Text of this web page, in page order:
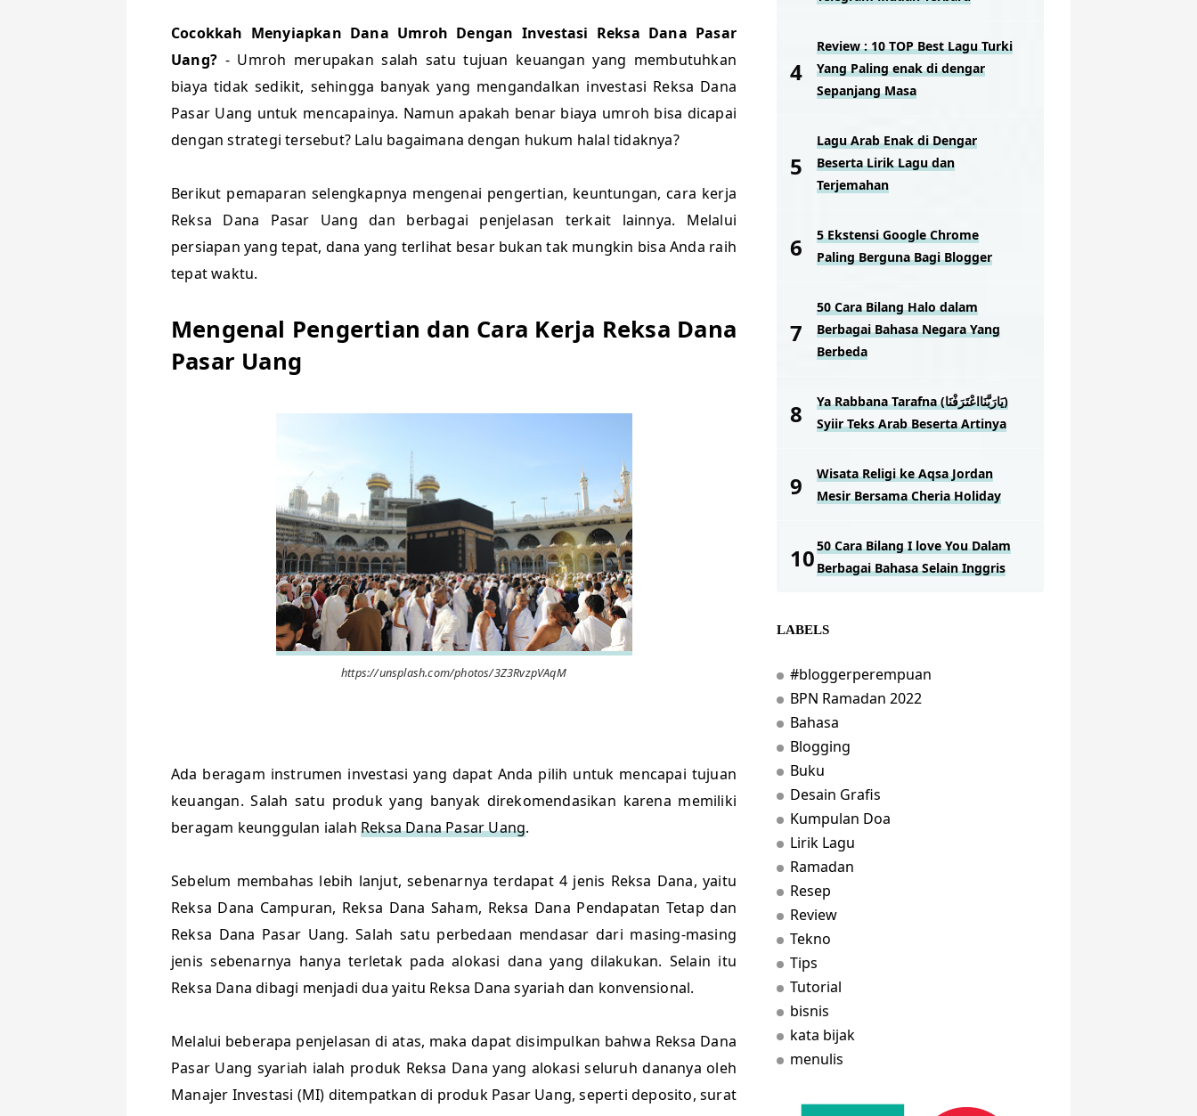
Cocokkah Menyiapkan Dana Umroh Dengan Investasi Reksa Dana Pasar
Uang? - Umroh merupakan salah satu tujuan keuangan yang membutuhkan
biaya tidak sedikit, sehingga banyak yang mengandalkan investasi Reksa Dana
Pasar Uang untuk mencapainya. Namun apakah benar biaya umroh bisa dicapai
dengan strategi tersebut? Lalu bagaimana dengan hukum halal tidaknya?
Berikut pemaparan selengkapnya mengenai pengertian, keuntungan, cara kerja
Reksa Dana Pasar Uang dan berbagai penjelasan terkait lainnya. Melalui
persiapan yang tepat, dana yang terlihat besar bukan tak mungkin bisa Anda raih
tepat waktu.
Mengenal Pengertian dan Cara Kerja Reksa Dana
Pasar Uang
https://unsplash.com/photos/3Z3RvzpVAqM
Ada beragam instrumen investasi yang dapat Anda pilih untuk mencapai tujuan
keuangan. Salah satu produk yang banyak direkomendasikan karena memiliki
beragam keunggulan ialah Reksa Dana Pasar Uang.
Sebelum membahas lebih lanjut, sebenarnya terdapat 4 jenis Reksa Dana, yaitu
Reksa Dana Campuran, Reksa Dana Saham, Reksa Dana Pendapatan Tetap dan
Reksa Dana Pasar Uang. Salah satu perbedaan mendasar dari masing-masing
jenis sebenarnya hanya terletak pada alokasi dana yang dilakukan. Selain itu
Reksa Dana dibagi menjadi dua yaitu Reksa Dana syariah dan konvensional.
Melalui beberapa penjelasan di atas, maka dapat disimpulkan bahwa Reksa Dana
Pasar Uang syariah ialah produk Reksa Dana yang alokasi seluruh dananya oleh
Manajer Investasi (MI) ditempatkan di produk Pasar Uang, seperti deposito, surat
Review : 10 TOP Best Lagu Turki
Yang Paling enak di dengar
Sepanjang Masa
Lagu Arab Enak di Dengar
Beserta Lirik Lagu dan
Terjemahan
5 Ekstensi Google Chrome
Paling Berguna Bagi Blogger
50 Cara Bilang Halo dalam
Berbagai Bahasa Negara Yang
Berbeda
Ya Rabbana Tarafna (يَارَبَّنَااعْتَرَفْنَا)
Syiir Teks Arab Beserta Artinya
Wisata Religi ke Aqsa Jordan
Mesir Bersama Cheria Holiday
50 Cara Bilang I love You Dalam
Berbagai Bahasa Selain Inggris
LABELS
#bloggerperempuan
BPN Ramadan 2022
Bahasa
Blogging
Buku
Desain Grafis
Kumpulan Doa
Lirik Lagu
Ramadan
Resep
Review
Tekno
Tips
Tutorial
bisnis
kata bijak
menulis